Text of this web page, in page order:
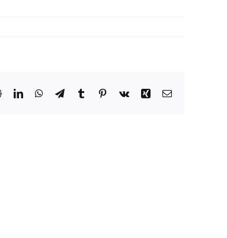
RedditLinkedInWhatsApp
TelegramTumblrPinterest
Vk Xing Correo